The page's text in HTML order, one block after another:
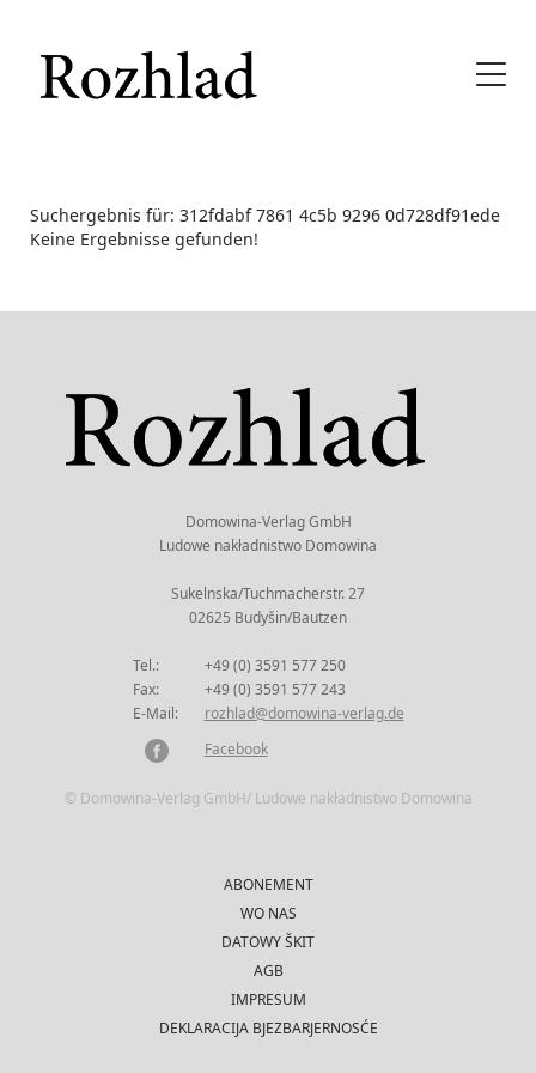
Suchergebnis für: 312fdabf 7861 4c5b 9296 0d728df91ede
Keine Ergebnisse gefunden!
Domowina-Verlag GmbH
Ludowe nakładnistwo Domowina
Sukelnska/Tuchmacherstr. 27
02625 Budyšin/Bautzen
Tel.:
+49 (0) 3591 577 250
Fax:
+49 (0) 3591 577 243
E-Mail:
rozhlad@domowina-verlag.de
Facebook
© Domowina-Verlag GmbH/ Ludowe nakładnistwo Domowina
ABONEMENT
WO NAS
DATOWY ŠKIT
AGB
IMPRESUM
DEKLARACIJA BJEZBARJERNOSĆE